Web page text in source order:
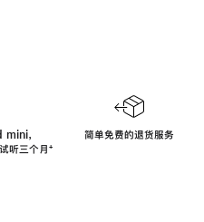
，
听三个月脚
⁺
简单免费的退货服务